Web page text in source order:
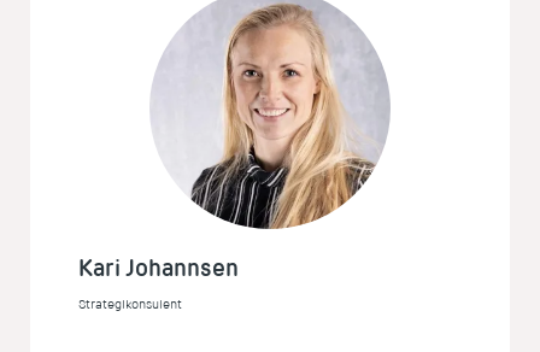
Kari Johannsen
Strategikonsulent